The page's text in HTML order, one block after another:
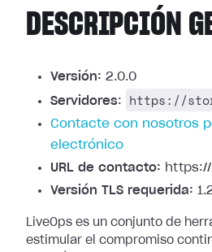
DESCRIPCIÓN
Versión: 2.0.0
Servidores: https://
Contacte con nosotros
electrónico
URL de contacto:
Versión TLS requerida:
LiveOps es un conjunto de
estimular el compromiso